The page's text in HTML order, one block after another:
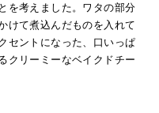
を考えました。ワタの部分
けて煮込んだものを入れて
セントになった、口いっぱ
クリーミーなベイクドチー